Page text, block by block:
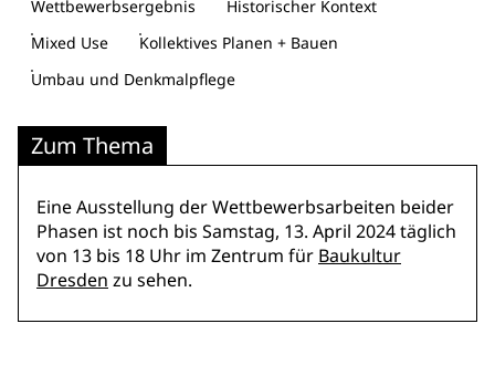
Wettbewerbsergebnis
Historischer Kontext
Mixed Use
Kollektives Planen + Bauen
Umbau und Denkmalpflege
Zum Thema
Eine Ausstellung der Wettbewerbsarbeiten beider
Phasen ist noch bis Samstag, 13. April 2024 täglich
von 13 bis 18 Uhr im Zentrum für Baukultur
Dresden zu sehen.